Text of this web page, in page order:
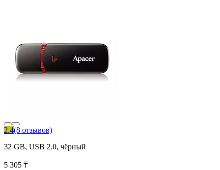
2.4(8 отзывов)
32 GB, USB 2.0, чёрный
5 305 ₸